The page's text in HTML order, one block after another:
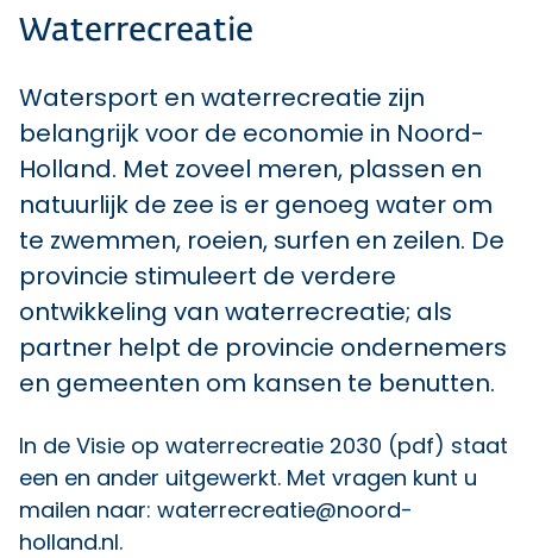
Waterrecreatie
Watersport en waterrecreatie zijn
belangrijk voor de economie in Noord-
Holland. Met zoveel meren, plassen en
natuurlijk de zee is er genoeg water om
te zwemmen, roeien, surfen en zeilen. De
provincie stimuleert de verdere
ontwikkeling van waterrecreatie; als
partner helpt de provincie ondernemers
en gemeenten om kansen te benutten.
In de Visie op waterrecreatie 2030 (pdf) staat
een en ander uitgewerkt. Met vragen kunt u
mailen naar: waterrecreatie@noord-
holland.nl.